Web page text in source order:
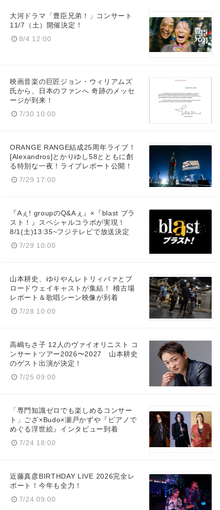
大河ドラマ「豊臣兄弟！」コンサート
11/7（土）開催決定！
8/4 12:00
映画音楽の巨匠ジョン・ウィリアムズ
氏から、日本のファンへ 奇跡のメッセ
ージが到来！
7/30 10:00
ORANGE RANGE結成25周年ライブ！
[Alexandros]とかりゆし58とともに創
る特別な一夜！ライブレポート公開！
7/29 17:00
『Aぇ! groupのQ&Aぇ』×『blast ブラ
スト！』スペシャルコラボが実現！
8/1(土)13:35~フジテレビで放送決定
7/29 10:00
山本耕史、ゆりやんレトリィバァとブ
ロードウェイキャストが集結！ 稽古場
レポート＆歌唱シーン映像が到着
7/28 10:00
高嶋ちさ子 12人のヴァイオリニスト コ
ンサートツアー2026〜2027 山本耕史
のゲスト出演が決定！
7/25 09:00
「専門知識ゼロでも楽しめるコンサー
ト」ござ×Budo×瀬戸かずや『ピアノで
めぐる浮世絵』インタビュー到着
7/24 18:00
近藤真彦BIRTHDAY LIVE 2026完全レ
ポート！今年も全力！
7/24 09:00